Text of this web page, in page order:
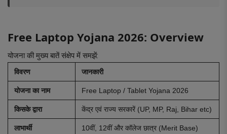
Free Laptop Yojana 2026: Overview
योजना की मुख्य बातें संक्षेप में समझें:
विवरण जानकारी
योजना का नाम Free Laptop / Tablet Yojana 2026
किसके द्वारा केंद्र एवं राज्य सरकारें (UP, MP, Raj, Bihar etc)
लाभार्थी 10वीं, 12वीं और कॉलेज छात्र (Merit Base)